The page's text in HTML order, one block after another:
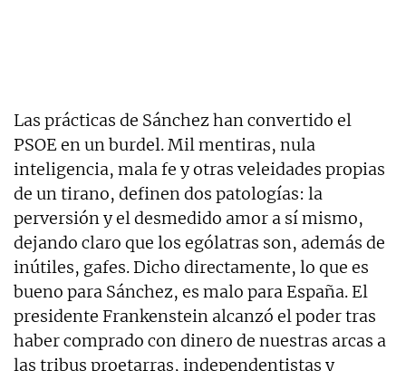
Las prácticas de Sánchez han convertido el
PSOE en un burdel. Mil mentiras, nula
inteligencia, mala fe y otras veleidades propias
de un tirano, definen dos patologías: la
perversión y el desmedido amor a sí mismo,
dejando claro que los ególatras son, además de
inútiles, gafes. Dicho directamente, lo que es
bueno para Sánchez, es malo para España. El
presidente Frankenstein alcanzó el poder tras
haber comprado con dinero de nuestras arcas a
las tribus proetarras, independentistas y